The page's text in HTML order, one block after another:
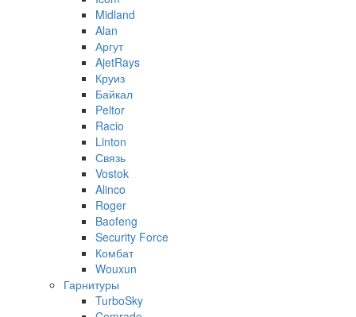
Midland
Alan
Аргут
AjetRays
Круиз
Байкал
Peltor
Racio
Linton
Связь
Vostok
Alinco
Roger
Baofeng
Security Force
Комбат
Wouxun
Гарнитуры
TurboSky